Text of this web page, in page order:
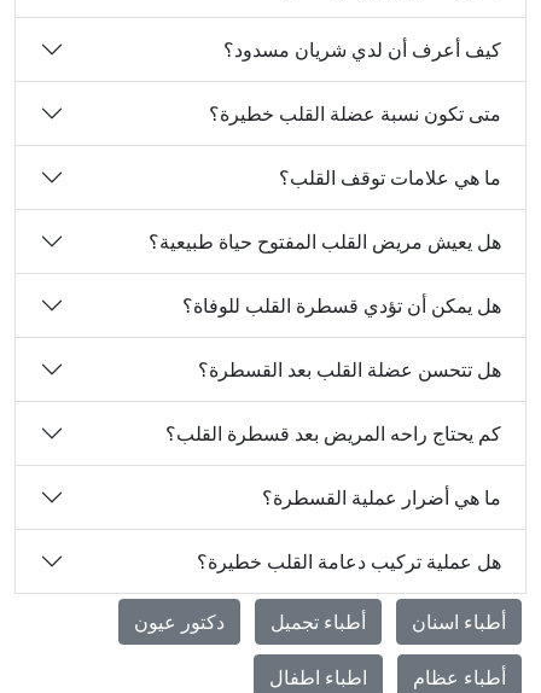
كيف أعرف أن لدي شريان مسدود؟
متى تكون نسبة عضلة القلب خطيرة؟
ما هي علامات توقف القلب؟
هل يعيش مريض القلب المفتوح حياة طبيعية؟
هل يمكن أن تؤدي قسطرة القلب للوفاة؟
هل تتحسن عضلة القلب بعد القسطرة؟
كم يحتاج راحه المريض بعد قسطرة القلب؟
ما هي أضرار عملية القسطرة؟
هل عملية تركيب دعامة القلب خطيرة؟
أطباء اسنان أطباء تجميل دكتور عيون
أطباء عظام اطباء اطفال